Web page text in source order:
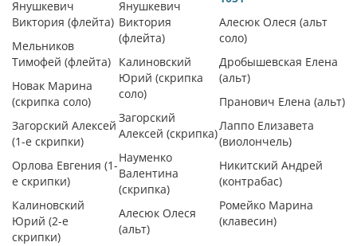
Янушкевич
Виктория (флейта)
Мельников
Тимофей (флейта)
Новак Марина
(скрипка соло)
Загорский Алексей
(1-е скрипки)
Орлова Евгения (1-
е скрипки)
Калиновский
Юрий (2-е
скрипки)
Янушкевич
Виктория
(флейта)
Калиновский
Юрий (скрипка
соло)
Загорский
Алексей (скрипка)
Науменко
Валентина
(скрипка)
Алесюк Олеся
(альт)
Алесюк Олеся (альт
соло)
Дробышевская Елена
(альт)
Пранович Елена (альт)
Лаппо Елизавета
(виолончель)
Никитский Андрей
(контрабас)
Ромейко Марина
(клавесин)